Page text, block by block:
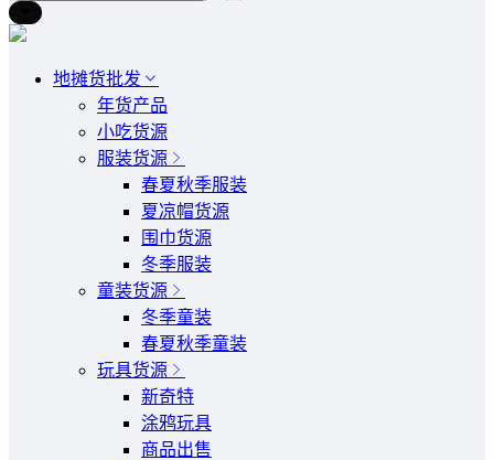
地摊货批发
年货产品
小吃货源
服装货源
春夏秋季服装
夏凉帽货源
围巾货源
冬季服装
童装货源
冬季童装
春夏秋季童装
玩具货源
新奇特
涂鸦玩具
商品出售